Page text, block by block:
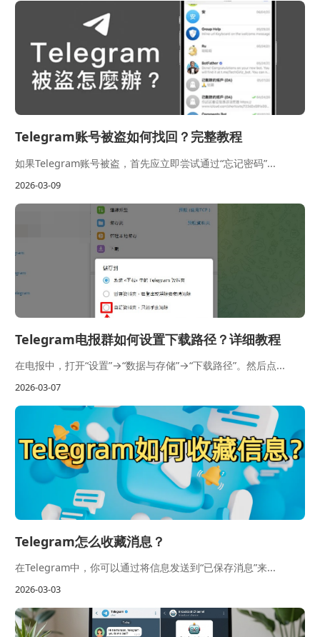
Telegram账号被盗如何找回？完整教程
如果Telegram账号被盗，首先应立即尝试通过“忘记密码”...
2026-03-09
Telegram电报群如何设置下载路径？详细教程
在电报中，打开“设置”→“数据与存储”→“下载路径”。然后点...
2026-03-07
Telegram怎么收藏消息？
在Telegram中，你可以通过将信息发送到“已保存消息”来...
2026-03-03